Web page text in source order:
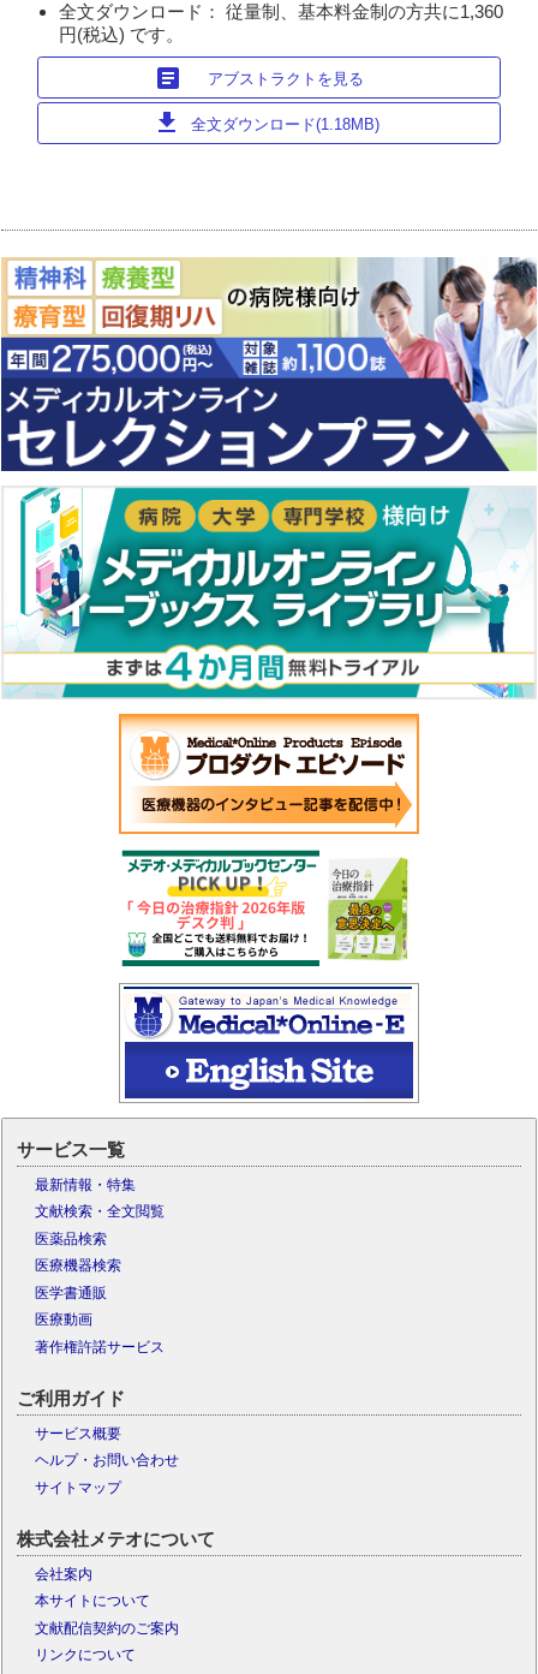
全文ダウンロード： 従量制、基本料金制の方共に1,360
円(税込) です。
article アブストラクトを見る
download 全文ダウンロード(1.18MB)
サービス一覧
最新情報・特集
文献検索・全文閲覧
医薬品検索
医療機器検索
医学書通販
医療動画
著作権許諾サービス
ご利用ガイド
サービス概要
ヘルプ・お問い合わせ
サイトマップ
株式会社メテオについて
会社案内
本サイトについて
文献配信契約のご案内
リンクについて